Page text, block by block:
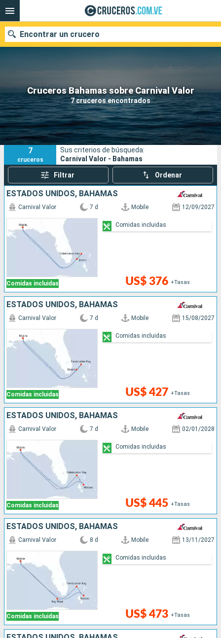
Cruceros Bahamas sobre Carnival Valor
7 cruceros encontrados
Encontrar un crucero
Nuestros destinos
Fecha de salida
Puertos Compañías
Buscar
7
cruceros
Sus criterios de búsqueda:
Carnival Valor - Bahamas
Filtrar Ordenar
ESTADOS UNIDOS, BAHAMAS
Comidas incluidas
Carnival Valor 7 d Mobile 12/09/2027
US$ 376 +Tasas
Comidas incluidas
ESTADOS UNIDOS, BAHAMAS
Comidas incluidas
Carnival Valor 7 d Mobile 15/08/2027
US$ 427 +Tasas
Comidas incluidas
ESTADOS UNIDOS, BAHAMAS
Comidas incluidas
Carnival Valor 7 d Mobile 02/01/2028
US$ 445 +Tasas
Comidas incluidas
ESTADOS UNIDOS, BAHAMAS
Comidas incluidas
Carnival Valor 8 d Mobile 13/11/2027
US$ 473 +Tasas
Comidas incluidas